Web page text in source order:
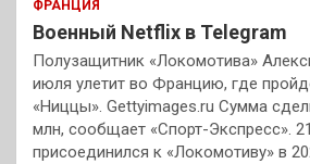
ФРАНЦИЯ
Военный Netflix в Telegram
Полузащитник «Локомотива»
июля улетит во Францию, где
«Ниццы». Gettyimages.ru Сумма
млн, сообщает «Спорт-Экспресс».
присоединился к «Локомотиву» в